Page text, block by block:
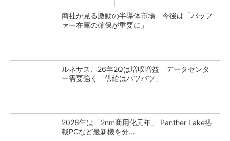
商社が見る激動の半導体市場 今後は「バッフ
ァー在庫の確保が重要に」
ルネサス、26年2Qは増収増益 データセンタ
ー需要強く「供給はパツパツ」
2026年は「2nm商用化元年」 Panther Lake搭
載PCなど最新機を分...